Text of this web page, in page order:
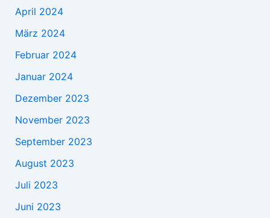
April 2024
März 2024
Februar 2024
Januar 2024
Dezember 2023
November 2023
September 2023
August 2023
Juli 2023
Juni 2023